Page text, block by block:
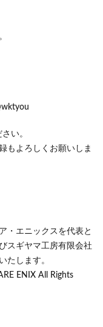
い。
もよろしくお願いしま
・エニックスを代表と
スギヤマ工房有限会社
たします。
ENIX All Rights